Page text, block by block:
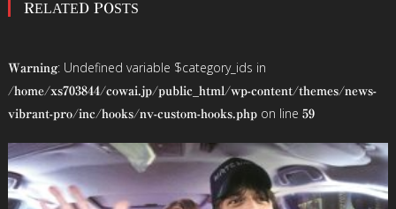
ナ
ゲ
ー
シ
ョ
RELATED POSTS
Warning: Undefined variable $category_ids in
/home/xs703844/cowai.jp/public_html/wp-content/themes/news-
vibrant-pro/inc/hooks/nv-custom-hooks.phpon line 59